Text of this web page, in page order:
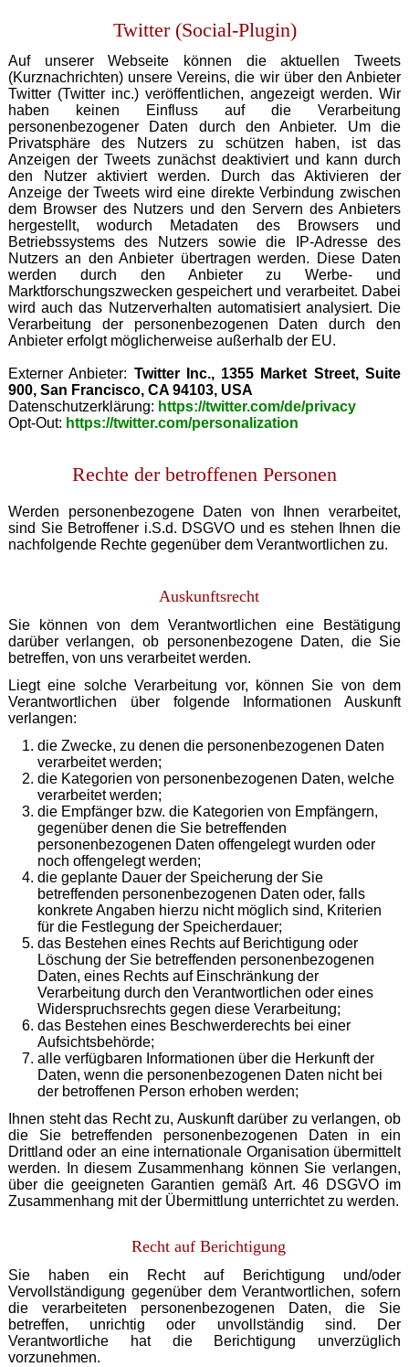
Twitter (Social-Plugin)
Auf unserer Webseite können die aktuellen Tweets
(Kurznachrichten) unsere Vereins, die wir über den Anbieter
Twitter (Twitter inc.) veröffentlichen, angezeigt werden. Wir
haben keinen Einfluss auf die Verarbeitung
personenbezogener Daten durch den Anbieter. Um die
Privatsphäre des Nutzers zu schützen haben, ist das
Anzeigen der Tweets zunächst deaktiviert und kann durch
den Nutzer aktiviert werden. Durch das Aktivieren der
Anzeige der Tweets wird eine direkte Verbindung zwischen
dem Browser des Nutzers und den Servern des Anbieters
hergestellt, wodurch Metadaten des Browsers und
Betriebssystems des Nutzers sowie die IP-Adresse des
Nutzers an den Anbieter übertragen werden. Diese Daten
werden durch den Anbieter zu Werbe- und
Marktforschungszwecken gespeichert und verarbeitet. Dabei
wird auch das Nutzerverhalten automatisiert analysiert. Die
Verarbeitung der personenbezogenen Daten durch den
Anbieter erfolgt möglicherweise außerhalb der EU.
Externer Anbieter: Twitter Inc., 1355 Market Street, Suite
900, San Francisco, CA 94103, USA
Datenschutzerklärung: https://twitter.com/de/privacy
Opt-Out: https://twitter.com/personalization
Rechte der betroffenen Personen
Werden personenbezogene Daten von Ihnen verarbeitet,
sind Sie Betroffener i.S.d. DSGVO und es stehen Ihnen die
nachfolgende Rechte gegenüber dem Verantwortlichen zu.
Auskunftsrecht
Sie können von dem Verantwortlichen eine Bestätigung
darüber verlangen, ob personenbezogene Daten, die Sie
betreffen, von uns verarbeitet werden.
Liegt eine solche Verarbeitung vor, können Sie von dem
Verantwortlichen über folgende Informationen Auskunft
verlangen:
die Zwecke, zu denen die personenbezogenen Daten
verarbeitet werden;
die Kategorien von personenbezogenen Daten, welche
verarbeitet werden;
die Empfänger bzw. die Kategorien von Empfängern,
gegenüber denen die Sie betreffenden
personenbezogenen Daten offengelegt wurden oder
noch offengelegt werden;
die geplante Dauer der Speicherung der Sie
betreffenden personenbezogenen Daten oder, falls
konkrete Angaben hierzu nicht möglich sind, Kriterien
für die Festlegung der Speicherdauer;
das Bestehen eines Rechts auf Berichtigung oder
Löschung der Sie betreffenden personenbezogenen
Daten, eines Rechts auf Einschränkung der
Verarbeitung durch den Verantwortlichen oder eines
Widerspruchsrechts gegen diese Verarbeitung;
das Bestehen eines Beschwerderechts bei einer
Aufsichtsbehörde;
alle verfügbaren Informationen über die Herkunft der
Daten, wenn die personenbezogenen Daten nicht bei
der betroffenen Person erhoben werden;
Ihnen steht das Recht zu, Auskunft darüber zu verlangen, ob
die Sie betreffenden personenbezogenen Daten in ein
Drittland oder an eine internationale Organisation übermittelt
werden. In diesem Zusammenhang können Sie verlangen,
über die geeigneten Garantien gemäß Art. 46 DSGVO im
Zusammenhang mit der Übermittlung unterrichtet zu werden.
Recht auf Berichtigung
Sie haben ein Recht auf Berichtigung und/oder
Vervollständigung gegenüber dem Verantwortlichen, sofern
die verarbeiteten personenbezogenen Daten, die Sie
betreffen, unrichtig oder unvollständig sind. Der
Verantwortliche hat die Berichtigung unverzüglich
vorzunehmen.